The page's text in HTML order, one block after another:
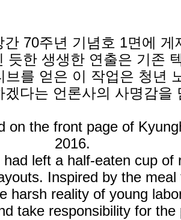
70주년 기념호 1면에
한 생생한 연출은 기존
를 얻은 이 작업은 청년
겠다는 언론사의 사명감을
the front page of
2016.
left a half-eaten cup
Inspired by the
harsh reality of young
take responsibility for